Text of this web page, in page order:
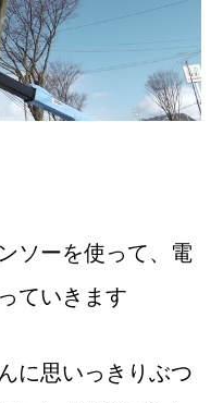
ソーを使って、電
ていきます
に思いっきりぶつ